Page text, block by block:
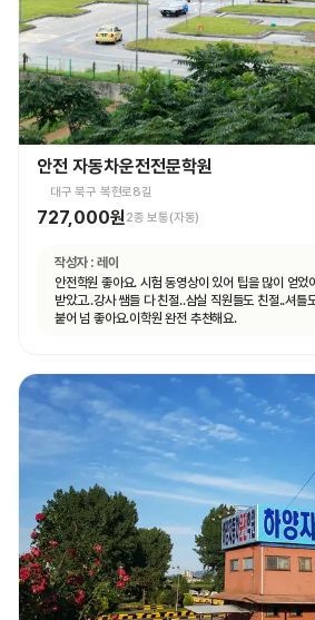
안전 자동차운전전문학원
대구 북구 복현로8길
727,000원2종 보통(자동)
작성자 : 레이
안전학원 좋아요. 시험 동영상이 있어 팁을 많이 얻었어요..면허 따는데 큰 도움
받았고..강사 쌤들 다 친절..삼실 직원들도 친절..셔틀
붙어 넘 좋아요.이학원 완전 추천해요.